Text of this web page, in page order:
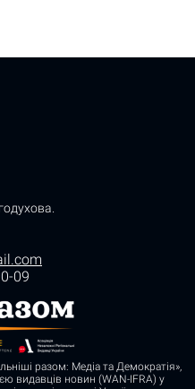
09
разом: Медіа та Демократія»,
видавців новин (WAN-IFRA) у